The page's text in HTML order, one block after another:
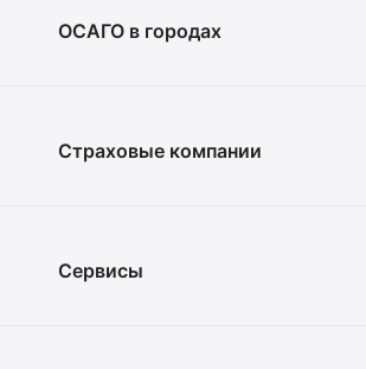
ОСАГО в городах
Страховые компании
Сервисы